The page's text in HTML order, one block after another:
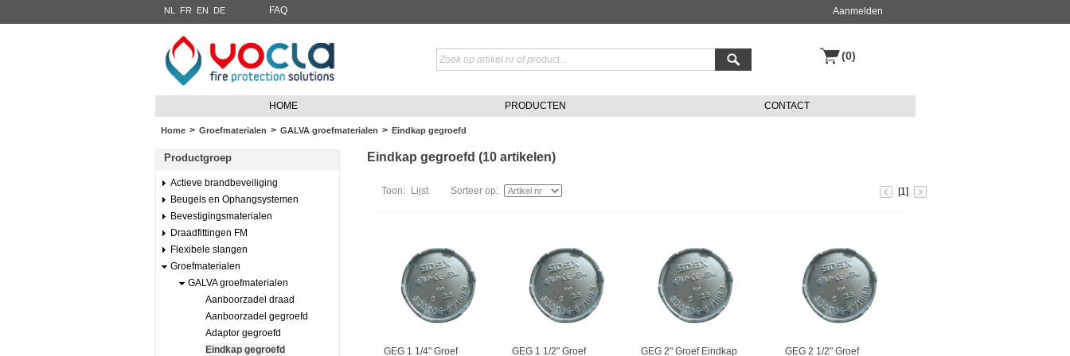
NL FR EN DE FAQ Aanmelden
(0)
HOME PRODUCTEN CONTACT
Home > Groefmaterialen > GALVA groefmaterialen > Eindkap gegroefd
Productgroep
Actieve brandbeveiliging
Beugels en Ophangsystemen
Bevestigingsmaterialen
Draadfittingen FM
Flexibele slangen
Groefmaterialen
GALVA groefmaterialen
Aanboorzadel draad
Aanboorzadel gegroefd
Adaptor gegroefd
Eindkap gegroefd
Eindkap gegroefd (10 artikelen)
[1]
Toon: Lijst Sorteer op:
GEG 1 1/4" Groef GEG 1 1/2" Groef GEG 2" Groef Eindkap GEG 2 1/2" Groef